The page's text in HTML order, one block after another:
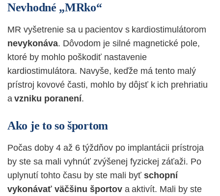
Nevhodné „MRko“
MR vyšetrenie sa u pacientov s kardiostimulátorom
nevykonáva. Dôvodom je silné magnetické pole,
ktoré by mohlo poškodiť nastavenie
kardiostimulátora. Navyše, keďže má tento malý
prístroj kovové časti, mohlo by dôjsť k ich prehriatiu
a vzniku poranení.
Ako je to so športom
Počas doby 4 až 6 týždňov po implantácii prístroja
by ste sa mali vyhnúť zvýšenej fyzickej záťaži. Po
uplynutí tohto času by ste mali byť schopní
vykonávať väčšinu športov a aktivít. Mali by ste